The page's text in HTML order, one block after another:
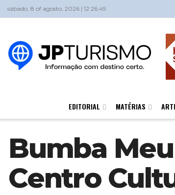
sábado, 8 of agosto, 2026 | 12:26:49
EDITORIAL MATÉRIAS
Bumba
Centro